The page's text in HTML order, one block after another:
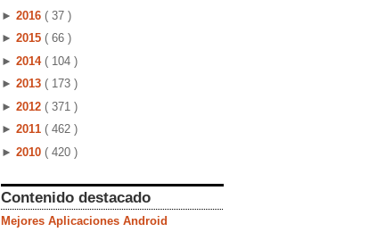
► 2016 ( 37 )
► 2015 ( 66 )
► 2014 ( 104 )
► 2013 ( 173 )
► 2012 ( 371 )
► 2011 ( 462 )
► 2010 ( 420 )
Contenido destacado
Mejores Aplicaciones Android